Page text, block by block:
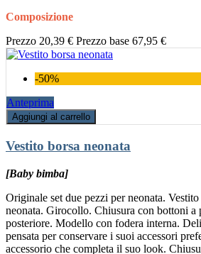
Composizione
Prezzo 20,39 € Prezzo base 67,95 €
-50%
Anteprima
Aggiungi al carrello
Vestito borsa neonata
[Baby bimba]
Originale set due pezzi per neonata.
neonata. Girocollo. Chiusura con bottoni a
posteriore. Modello con fodera interna.
pensata per conservare i suoi accessori
accessorio che completa il suo look.